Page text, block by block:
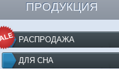
ПРОДУКЦИЯ
РАСПРОДАЖА
ДЛЯ СНА